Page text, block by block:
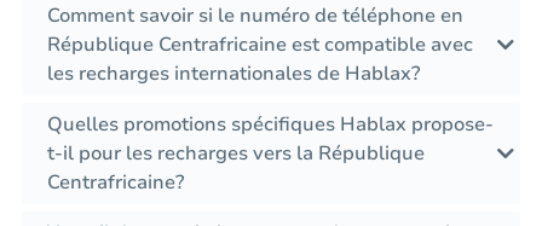
Comment savoir si le numéro de téléphone en
République Centrafricaine est compatible avec
les recharges internationales de Hablax?
Quelles promotions spécifiques Hablax propose-
t-il pour les recharges vers la République
Centrafricaine?